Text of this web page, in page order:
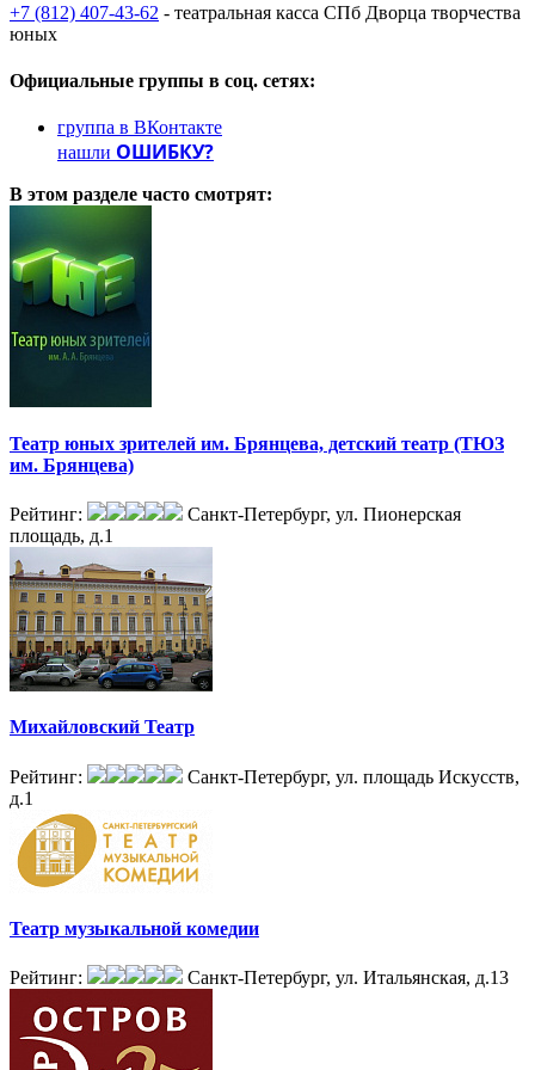
+7 (812) 407-43-62 - театральная касса СПб Дворца творчества
юных
Официальные группы в соц. сетях:
группа в ВКонтакте
нашли ОШИБКУ?
В этом разделе часто смотрят:
Театр юных зрителей им. Брянцева, детский театр (ТЮЗ
им. Брянцева)
Рейтинг:
Санкт-Петербург, ул. Пионерская
площадь, д.1
Михайловский Театр
Рейтинг:
Санкт-Петербург, ул. площадь Искусств,
д.1
Театр музыкальной комедии
Рейтинг: Санкт-Петербург, ул. Итальянская, д.13